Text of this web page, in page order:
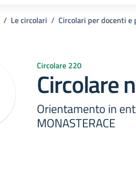
Le circolari Circolari per docenti e
Circolare 220
Circolare
Orientamento in
MONASTERACE